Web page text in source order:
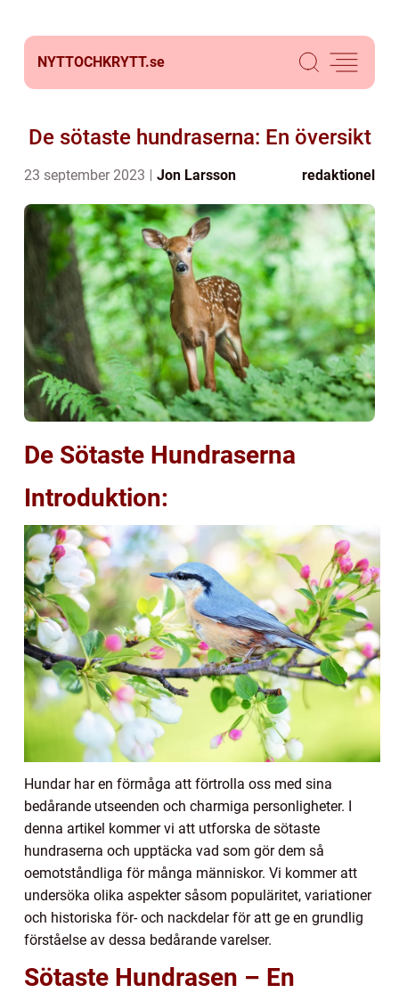
NYTTOCHKRYTT.se
De sötaste hundraserna: En översikt
23 september 2023 Jon Larsson redaktionel
De Sötaste Hundraserna
Introduktion:
Hundar har en förmåga att förtrolla oss med sina
bedårande utseenden och charmiga personligheter. I
denna artikel kommer vi att utforska de sötaste
hundraserna och upptäcka vad som gör dem så
oemotståndliga för många människor. Vi kommer att
undersöka olika aspekter såsom populäritet, variationer
och historiska för- och nackdelar för att ge en grundlig
förståelse av dessa bedårande varelser.
Sötaste Hundrasen – En